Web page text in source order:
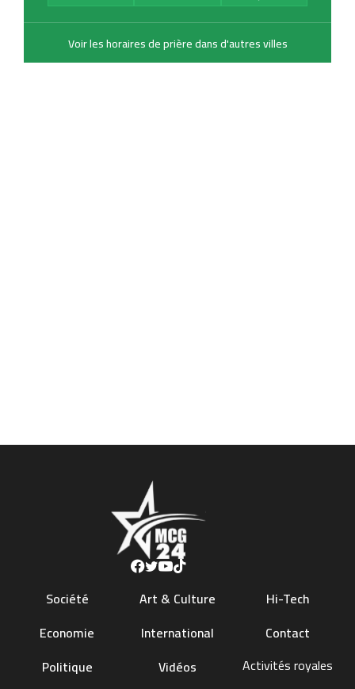
Société
Economie
Politique
Art & Culture
International
Vidéos
Hi-Tech
Contact
Activités royales